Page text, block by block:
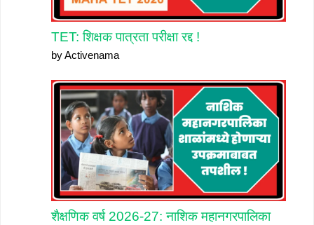
TET: शिक्षक पात्रता परीक्षा रद्द !
by Activenama
शैक्षणिक वर्ष 2026-27: नाशिक महानगरपालिका